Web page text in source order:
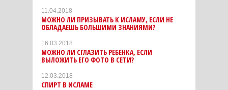
11.04.2018
МОЖНО ЛИ ПРИЗЫВАТЬ К ИСЛАМУ, ЕСЛИ НЕ
ОБЛАДАЕШЬ БОЛЬШИМИ ЗНАНИЯМИ?
16.03.2018
МОЖНО ЛИ СГЛАЗИТЬ РЕБЕНКА, ЕСЛИ
ВЫЛОЖИТЬ ЕГО ФОТО В СЕТИ?
12.03.2018
СПИРТ В ИСЛАМЕ